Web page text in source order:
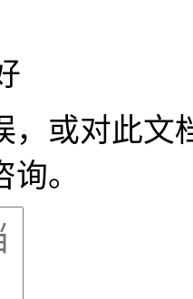
，或对此文
。